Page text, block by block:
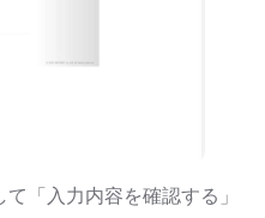
「入力内容を確認する」